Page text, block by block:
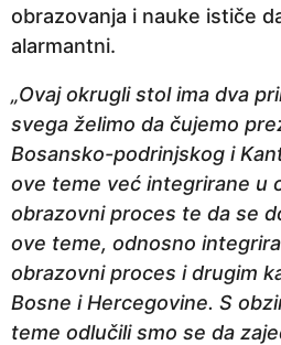
obrazovanja i nauke ističe
alarmantni.
„Ovaj okrugli stol ima dva
svega želimo da čujemo
Bosansko-podrinjskog i
ove teme već integrirane u
obrazovni proces te da se
ove teme, odnosno
obrazovni proces i drugim
Bosne i Hercegovine. S
teme odlučili smo se da